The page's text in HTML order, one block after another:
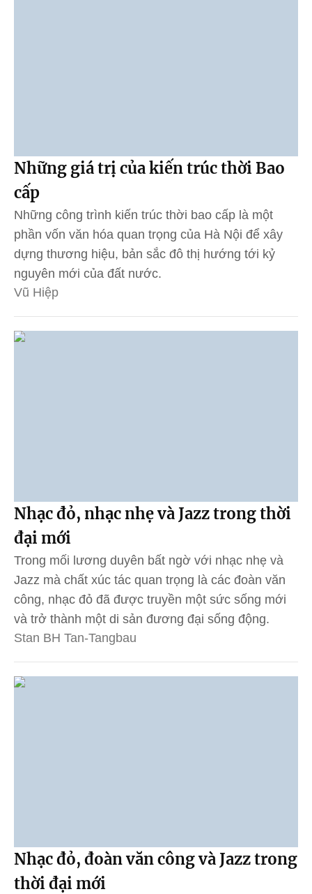
Những giá trị của kiến trúc thời Bao
cấp
Những công trình kiến trúc thời bao cấp là một
phần vốn văn hóa quan trọng của Hà Nội để xây
dựng thương hiệu, bản sắc đô thị hướng tới kỷ
nguyên mới của đất nước.
Vũ Hiệp
Nhạc đỏ, nhạc nhẹ và Jazz trong thời
đại mới
Trong mối lương duyên bất ngờ với nhạc nhẹ và
Jazz mà chất xúc tác quan trọng là các đoàn văn
công, nhạc đỏ đã được truyền một sức sống mới
và trở thành một di sản đương đại sống động.
Stan BH Tan-Tangbau
Nhạc đỏ, đoàn văn công và Jazz trong
thời đại mới